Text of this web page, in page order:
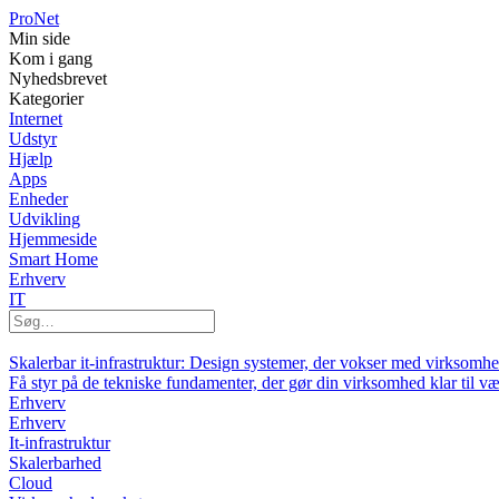
ProNet
Min side
Kom i gang
Nyhedsbrevet
Kategorier
Internet
Udstyr
Hjælp
Apps
Enheder
Udvikling
Hjemmeside
Smart Home
Erhverv
IT
Skalerbar it-infrastruktur: Design systemer, der vokser med
Få styr på de tekniske fundamenter, der gør din virksomhed klar til
Erhverv
Erhverv
It-infrastruktur
Skalerbarhed
Cloud